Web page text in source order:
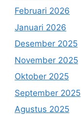
Februari 2026
Januari 2026
Desember 2025
November 2025
Oktober 2025
September 2025
Agustus 2025